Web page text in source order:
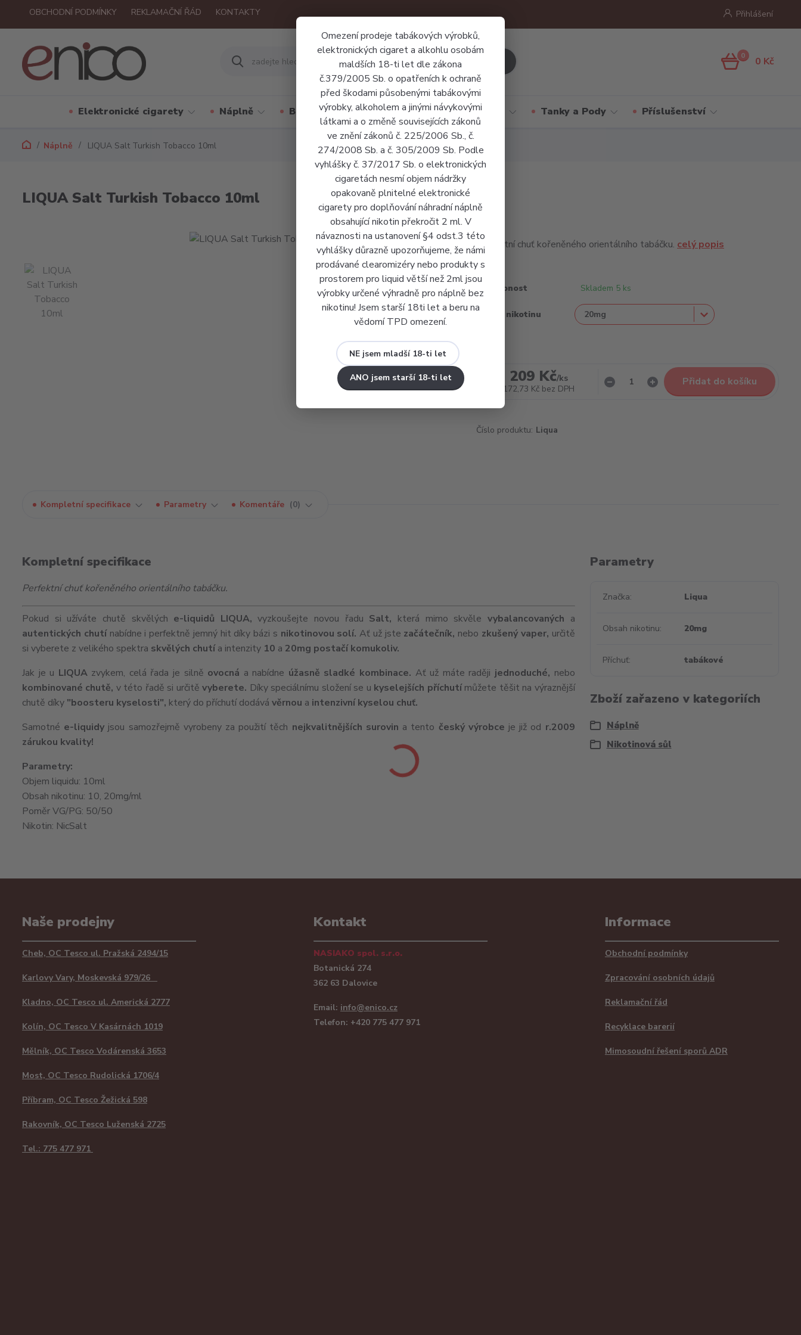
Omezení prodeje tabákových výrobků,
elektronických cigaret a alkohlu osobám
maldších 18-ti let dle zákona
č.379/2005 Sb. o opatřeních k ochraně
před škodami působenými tabákovými
výrobky, alkoholem a jinými návykovými
látkami a o změně souvisejících zákonů
ve znění zákonů č. 225/2006 Sb., č.
274/2008 Sb. a č. 305/2009 Sb. Podle
vyhlášky č. 37/2017 Sb. o elektronických
cigaretách nesmí objem nádržky
opakovaně plnitelné elektronické
cigarety pro doplňování náhradní náplně
obsahující nikotin překročit 2 ml. V
návaznosti na ustanovení §4 odst.3 této
vyhlášky důrazně upozorňujeme, že námi
prodávané clearomizéry nebo produkty s
prostorem pro liquid větší než 2ml jsou
výrobky určené výhradně pro náplně bez
nikotinu! Jsem starší 18ti let a beru na
vědomí TPD omezení.
NE jsem mladší 18-ti let
ANO jsem starší 18-ti let
OBCHODNÍ PODMÍNKY REKLAMAČNÍ ŘÁD KONTAKTY Přihlášení
0 0 Kč
Elektronické cigarety Náplně Báze a příchutě Jednorázové cigarety Tanky a Pody Příslušenství
Náplně LIQUA Salt Turkish Tobacco 10ml
LIQUA Salt Turkish Tobacco 10ml
Perfektní chuť kořeněného orientálního tabáčku. celý popis
Dostupnost Skladem 5 ks
Obsah nikotinu
209 Kč/ks
172,73 Kč bez DPH
Přidat do košíku
Číslo produktu: Liqua
Kompletní specifikace Parametry Komentáře 0
Kompletní specifikace
Perfektní chuť kořeněného orientálního tabáčku.
Pokud si užíváte chutě skvělých e-liquidů LIQUA, vyzkoušejte novou řadu Salt, která mimo skvěle vybalancovaných a
autentických chutínabídne i perfektně jemný hit díky bázi s nikotinovou solí. Ať už jste začátečník, nebo zkušený vaper, určitě
si vyberete z velikého spektra skvělých chutía intenzity 10 a 20mg postačí komukoliv.
Jak je u LIQUAzvykem, celá řada je silně ovocná a nabídne úžasně sladké kombinace. Ať už máte raději jednoduché, nebo
kombinované chutě, v této řadě si určitěvyberete. Díky speciálnímu složení se u kyselejších příchutímůžete těšit na výraznější
chutě díky "boosteru kyselosti", který do příchutí dodává věrnou a intenzivní kyselou chuť.
Samotné e-liquidy jsou samozřejmě vyrobeny za použití těch nejkvalitnějších surovin a tento český výrobce je již od r.2009
zárukou kvality!
Parametry:
Objem liquidu: 10ml
Obsah nikotinu: 10, 20mg/ml
Poměr VG/PG: 50/50
Nikotin: NicSalt
Parametry
Značka Liqua
Obsah nikotinu 20mg
Příchuť tabákové
Zboží zařazeno v kategoriích
Náplně
Nikotinová sůl
Naše prodejny
Cheb, OC Tesco ul. Pražská 2494/15
Karlovy Vary, Moskevská 979/26
Kladno, OC Tesco ul. Americká 2777
Kolín, OC Tesco V Kasárnách 1019
Mělník, OC Tesco Vodárenská 3653
Most, OC Tesco Rudolická 1706/4
Příbram, OC Tesco Žežická 598
Rakovník, OC Tesco Luženská 2725
Tel.: 775 477 971
Kontakt
NASIAKO spol. s.r.o.
Botanická 274
362 63 Dalovice
Email: info@enico.cz
Telefon: +420 775 477 971
Informace
Obchodní podmínky
Zpracování osobních údajů
Reklamační řád
Recyklace barerií
Mimosoudní řešení sporů ADR